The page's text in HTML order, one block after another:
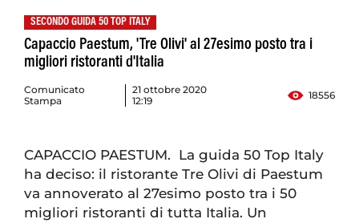
SECONDO GUIDA 50 TOP ITALY
Capaccio Paestum, 'Tre Olivi' al 27esimo posto tra i
migliori ristoranti d'Italia
Comunicato
Stampa
21 ottobre 2020
12:19
18556
CAPACCIO PAESTUM. La guida 50 Top Italy
ha deciso: il ristorante Tre Olivi di Paestum
va annoverato al 27esimo posto tra i 50
migliori ristoranti di tutta Italia. Un